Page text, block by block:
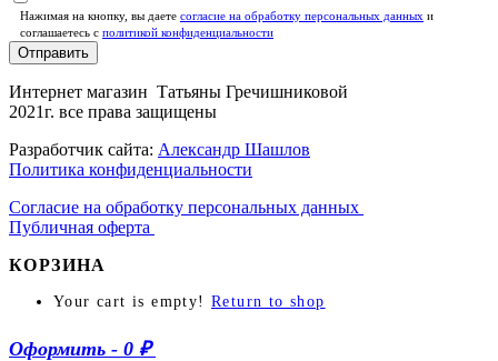
Нажимая на кнопку, вы даете согласие на обработку персональных данных и
соглашаетесь c политикой конфиденциальности
Отправить
Интернет магазин Татьяны Гречишниковой
2021г. все права защищены
Разработчик сайта: Александр Шашлов
Политика конфиденциальности
Согласие на обработку персональных данных
Публичная оферта
КОРЗИНА
Your cart is empty! Return to shop
Оформить - 0 ₽